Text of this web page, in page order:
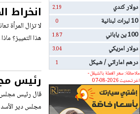
دولار كندي 2.19
10 ليرات لبنانية 0
100 ين ياباني 1.87
دولار امريكي 3.04
درهم اماراتي / شيكل
1
ملاحظة: سعر العملة بالشيقل -
اخر تحديث 2026-08-07
النساء
لا تزال المرأة
هذا التمييز؟
رئيس
الحالية
قال رئيس مجلس
مجلس دير الأسد